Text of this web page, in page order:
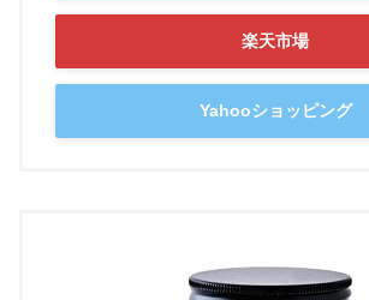
楽天市場
Yahooショッピング